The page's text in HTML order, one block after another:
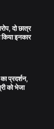
दो छात्र
इनकार
प्रदर्शन,
को भेजा